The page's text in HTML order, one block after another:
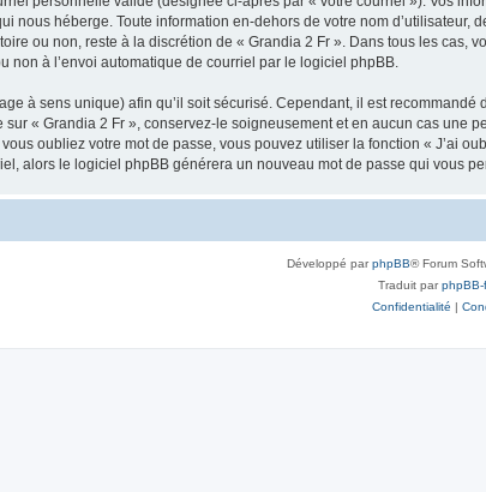
nous héberge. Toute information en-dehors de votre nom
ou non, reste à la discrétion de « Grandia 2 Fr ». Dans tous les
non à l’envoi automatique de courriel par le logiciel phpBB.
à sens unique) afin qu’il soit sécurisé. Cependant, il est
sur « Grandia 2 Fr », conservez-le soigneusement et en aucun cas
oubliez votre mot de passe, vous pouvez utiliser la fonction « J’ai
alors le logiciel phpBB générera un nouveau mot de passe qui vous
Développé parphpBB® Forum
Traduit parphpBB-
Confidentialité |